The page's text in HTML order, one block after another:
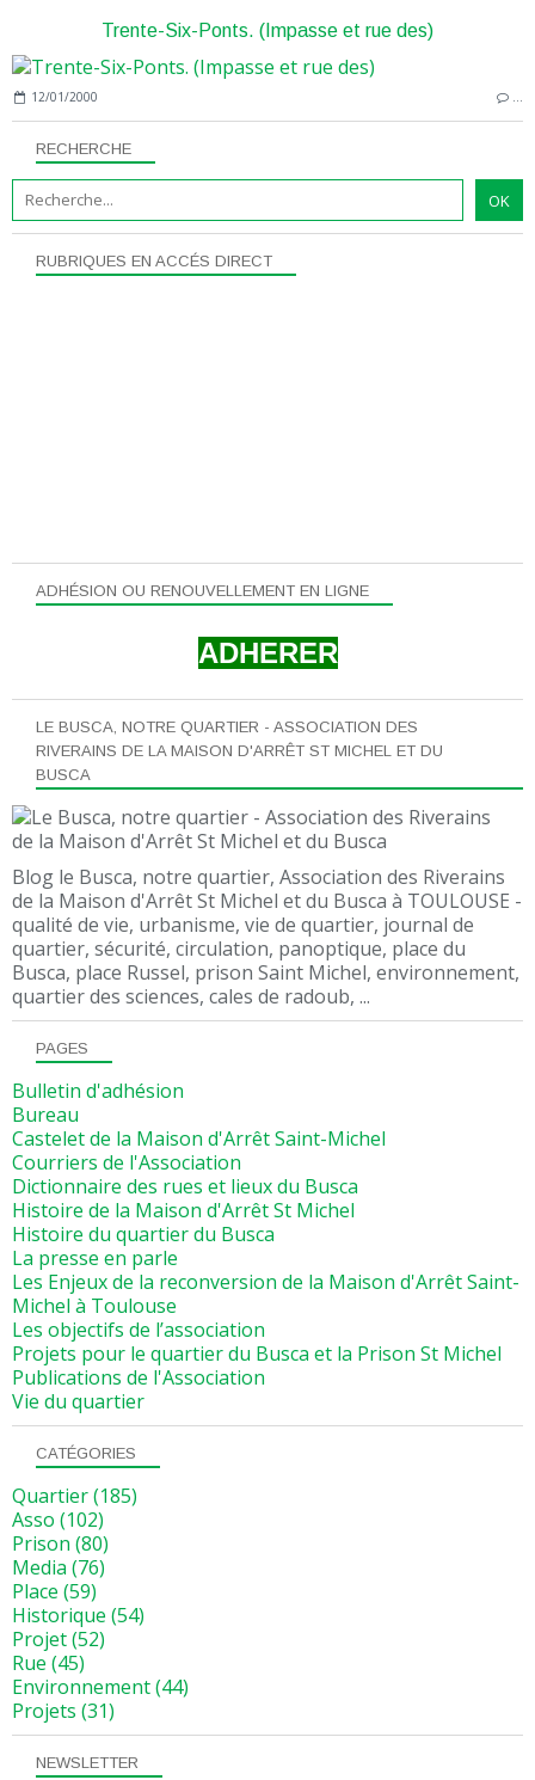
NEWSLETTER
RECHERCHE
LE BUSCA, NOTRE QUARTIER - ASSOCIATION DES
RIVERAINS DE LA MAISON D'ARRÊT ST MICHEL ET DU
BUSCA
Blog le Busca, notre quartier, Association des Riverains
de la Maison d'Arrêt St Michel et du Busca à TOULOUSE -
qualité de vie, urbanisme, vie de quartier, journal de
quartier, sécurité, circulation, panoptique, place du
Busca, place Russel, prison Saint Michel, environnement,
quartier des sciences, cales de radoub, ...
Trente-Six-Ponts. (Impasse et rue des)
12/01/2000
PAGES
Bulletin d'adhésion
Bureau
Castelet de la Maison d'Arrêt Saint-Michel
Courriers de l'Association
Dictionnaire des rues et lieux du Busca
Histoire de la Maison d'Arrêt St Michel
Histoire du quartier du Busca
La presse en parle
Les Enjeux de la reconversion de la Maison d'Arrêt Saint-
Michel à Toulouse
Les objectifs de l’association
Projets pour le quartier du Busca et la Prison St Michel
Publications de l'Association
Vie du quartier
CATÉGORIES
Quartier(185)
Asso (102)
Prison (80)
Media (76)
Place (59)
Historique (54)
Projet(52)
Rue (45)
Environnement(44)
Projets (31)
ADHÉSION OU RENOUVELLEMENT EN LIGNE
ADHERER
RUBRIQUES EN ACCÉS DIRECT